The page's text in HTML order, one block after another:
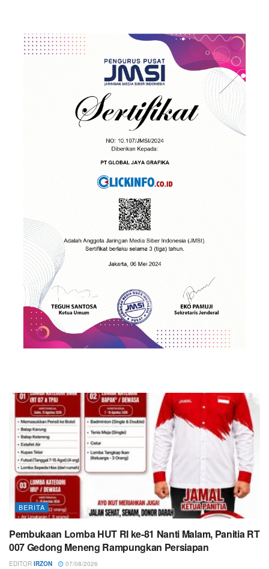
BERITA
Pembukaan Lomba HUT RI ke-81 Nanti Malam, Panitia RT
007 Gedong Meneng Rampungkan Persiapan
EDITOR IRZON 07/08/2026